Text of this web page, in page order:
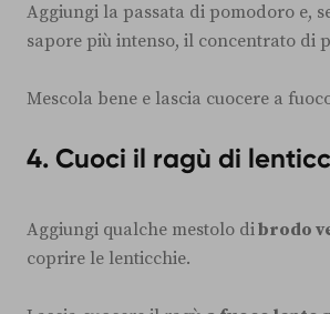
Aggiungi la passata di pomodoro e,
sapore più intenso, il concentrato di
Mescola bene e lascia cuocere a
4. Cuoci il ragù di
Aggiungi qualche mestolo dibrodo
coprire le lenticchie.